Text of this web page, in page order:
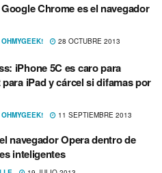
Chrome es el navegador
28 OCTUBRE 2013
iPhone 5C es caro para
iPad y cárcel si difamas por
11 SEPTIEMBRE 2013
navegador Opera dentro de
inteligentes